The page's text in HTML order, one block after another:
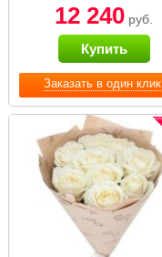
Заказать в один клик
12 240 руб.
Купить